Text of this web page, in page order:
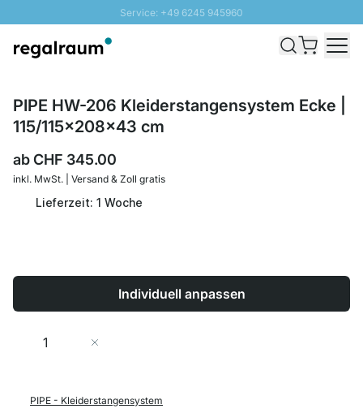
Service: +49 6245 945960
Versand & Zoll gratis ab 300 CHF
PIPE HW-206 Kleiderstangensystem Ecke |
115/115x208x43 cm
abCHF 345.00
inkl. MwSt. | Versand & Zoll gratis
Lieferzeit: 1 Woche
Individuell anpassen
Menge
PIPE - Kleiderstangensystem